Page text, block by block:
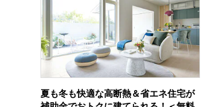
夏も冬も快適な高断熱＆省エネ住宅が